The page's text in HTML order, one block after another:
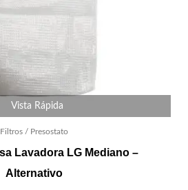
Vista Rápida
Filtros / Presostato
Lavadora LG Mediano –
Alternativo